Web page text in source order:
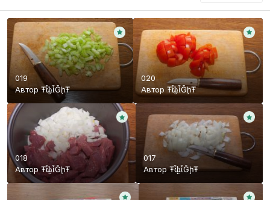
019
АвторŦᾡἷḶἷḠḩŦ
020
АвторŦᾡἷḶἷḠḩŦ
018
АвторŦᾡἷḶἷḠḩŦ
017
АвторŦᾡἷḶἷḠḩŦ